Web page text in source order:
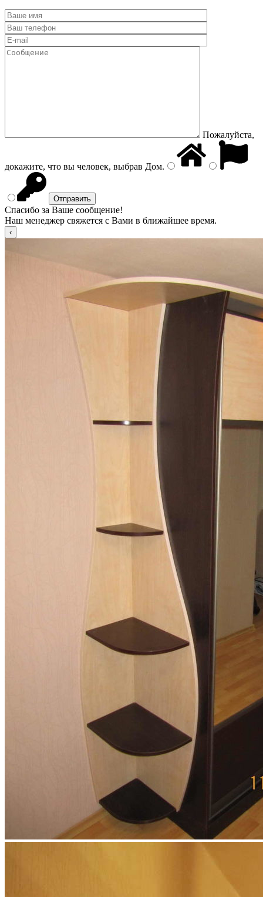
Пожалуйста,
докажите, что вы человек, выбрав Дом.
Спасибо за Ваше сообщение!
Наш менеджер свяжется с Вами в ближайшее время.